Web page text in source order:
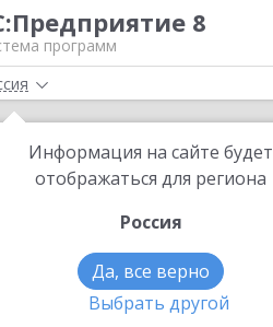
8
программ
Информация на сайте будет
отображаться для региона
Россия
Да, все верно
Выбрать другой
1С:Садовод
в
Ознакомьтесь с